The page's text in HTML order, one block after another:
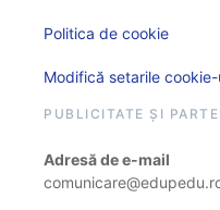
Politica de cookie
Modifică setarile
PUBLICITATE ȘI
Adresă de e-mail